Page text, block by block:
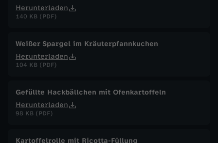
Herunterladen
140 KB (PDF)
Weißer Spargel im Kräuterpfannkuchen
Herunterladen
104 KB (PDF)
Gefüllte Hackbällchen mit Ofenkartoffeln
Herunterladen
98 KB (PDF)
Kartoffelrolle mit Ricotta-Füllung